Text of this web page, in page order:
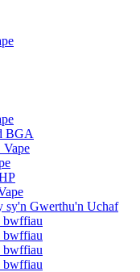
BGA
Vape
sy'n Gwerthu'n Uchaf
bwffiau
bwffiau
bwffiau
bwffiau